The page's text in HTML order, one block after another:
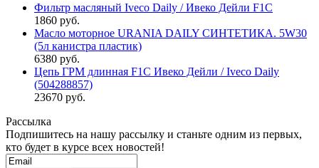
Фильтр масляный Iveco Daily / Ивеко Дейли F1C
1860 руб.
Масло моторное URANIA DAILY СИНТЕТИКА. 5W30
(5л канистра пластик)
6380 руб.
Цепь ГРМ длинная F1C Ивеко Дейли / Iveco Daily
(504288857)
23670 руб.
Рассылка
Подпишитесь на нашу рассылку и станьте одним из первых,
кто будет в курсе всех новостей!